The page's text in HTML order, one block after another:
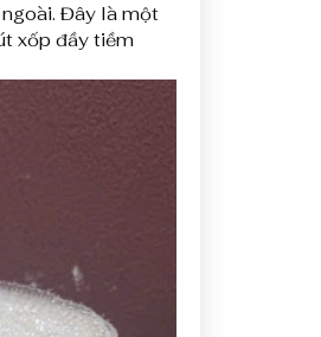
Đây là một
xốp đầy tiềm